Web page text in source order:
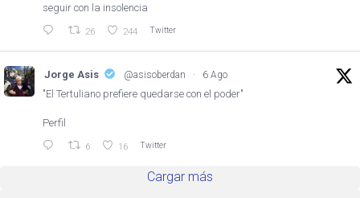
seguir con la insolencia
26 244 Twitter
Jorge Asis @asisoberdan · 6 Ago
"El Tertuliano prefiere quedarse con el poder"
Perfil
6 16 Twitter
Cargar más